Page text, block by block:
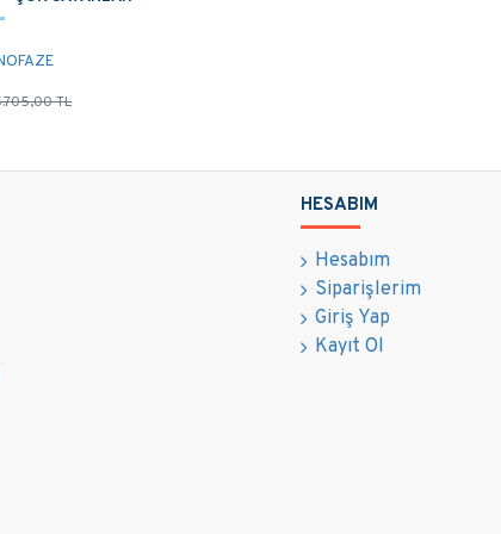
TL
HESABIM
Hesabım
Siparişlerim
Giriş Yap
Kayıt Ol